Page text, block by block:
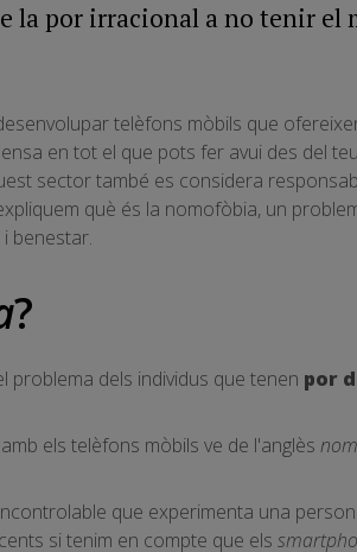
la por irracional a no tenir el
telèfons mòbils que
en tot el que pots fer avui des del
sector també es considera
què és la nomofòbia, un
benestar.
?
problema dels individus que tenen por
els telèfons mòbils ve de l'anglès
que experimenta una
si tenim en compte que els